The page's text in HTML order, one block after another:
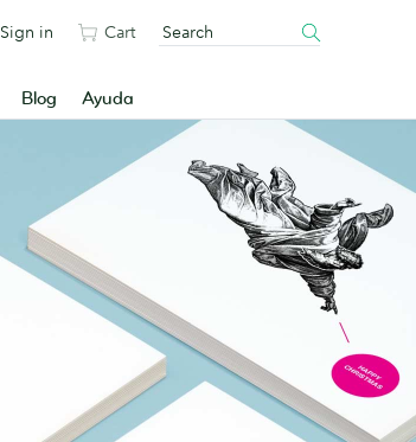
Blog Ayuda
Sign in Cart